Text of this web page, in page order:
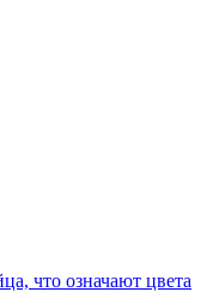
что означают цвета